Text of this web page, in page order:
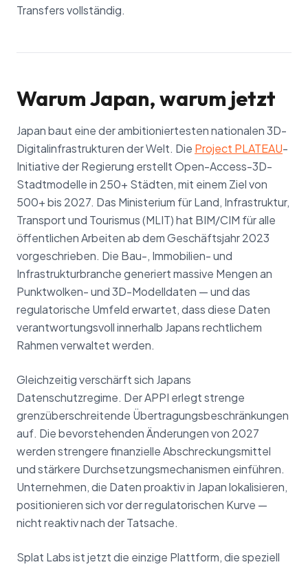
Transfers vollständig.
Warum Japan, warum jetzt
Japan baut eine der ambitioniertesten nationalen 3D-
Digitalinfrastrukturen der Welt. Die Project PLATEAU-
Initiative der Regierung erstellt Open-Access-3D-
Stadtmodelle in 250+ Städten, mit einem Ziel von
500+ bis 2027. Das Ministerium für Land, Infrastruktur,
Transport und Tourismus (MLIT) hat BIM/CIM für alle
öffentlichen Arbeiten ab dem Geschäftsjahr 2023
vorgeschrieben. Die Bau-, Immobilien- und
Infrastrukturbranche generiert massive Mengen an
Punktwolken- und 3D-Modelldaten — und das
regulatorische Umfeld erwartet, dass diese Daten
verantwortungsvoll innerhalb Japans rechtlichem
Rahmen verwaltet werden.
Gleichzeitig verschärft sich Japans
Datenschutzregime. Der APPI erlegt strenge
grenzüberschreitende Übertragungsbeschränkungen
auf. Die bevorstehenden Änderungen von 2027
werden strengere finanzielle Abschreckungsmittel
und stärkere Durchsetzungsmechanismen einführen.
Unternehmen, die Daten proaktiv in Japan lokalisieren,
positionieren sich vor der regulatorischen Kurve —
nicht reaktiv nach der Tatsache.
Splat Labs ist jetzt die einzige Plattform, die speziell